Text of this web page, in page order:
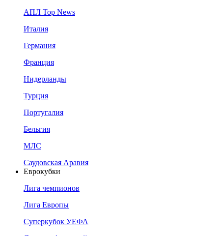
АПЛ Top News
Италия
Германия
Франция
Нидерланды
Турция
Португалия
Бельгия
МЛС
Саудовская Аравия
Еврокубки
Лига чемпионов
Лига Европы
Суперкубок УЕФА